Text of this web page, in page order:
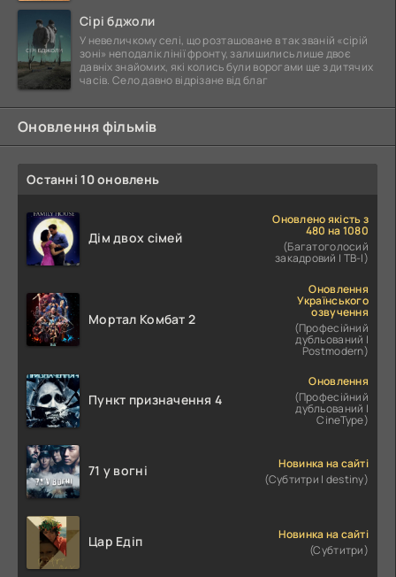
Сірі бджоли
У невеличкому селі, що розташоване в так званій «сірій
зоні» неподалік лінії фронту, залишились лише двоє
давніх знайомих, які колись були ворогами ще з дитячих
часів. Село давно відрізане від благ
Оновлення фільмів
Останні 10 оновлень
Дім двох сімей
Оновлено якість з
480 на 1080
(Багатоголосий
закадровий | ТВ-І)
Мортал Комбат 2
Оновлення
Українського
озвучення
(Професійний
дубльований |
Postmodern)
Пункт призначення 4
Оновлення
(Професійний
дубльований |
CineType)
71 у вогні
Новинка на сайті
(Субтитри | destiny)
Цар Едіп
Новинка на сайті
(Субтитри)